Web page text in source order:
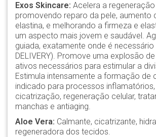
Exos Skincare: Acelera a regeneração
promovendo reparo da pele, aumento
elastina, e melhorando a firmeza e
um aspecto mais jovem e saudável.
guiada, exatamente onde é necessário
DELIVERY). Promove uma explosão
ativos necessários para estimular a
Estimula intensamente a formação de
indicado para processos
cicatrização, regeneração celular,
manchas e antiaging.
Aloe Vera: Calmante, cicatrizante,
regeneradora dos tecidos.